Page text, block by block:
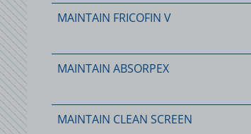
MAINTAIN FRICOFIN V
MAINTAIN ABSORPEX
MAINTAIN CLEAN SCREEN